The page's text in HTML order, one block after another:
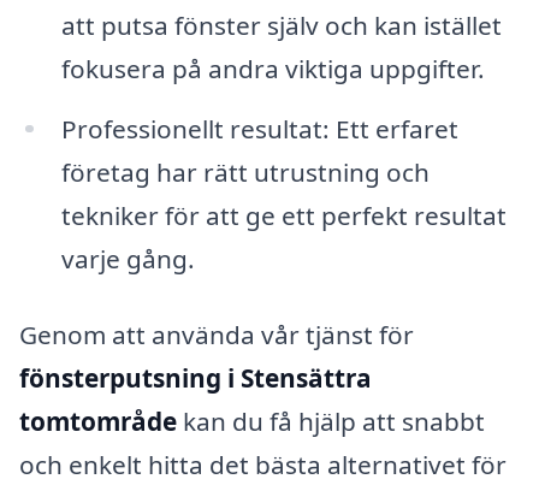
att putsa fönster själv och kan istället
fokusera på andra viktiga uppgifter.
Professionellt resultat: Ett erfaret
företag har rätt utrustning och
tekniker för att ge ett perfekt resultat
varje gång.
Genom att använda vår tjänst för
fönsterputsning i Stensättra
tomtområde kan du få hjälp att snabbt
och enkelt hitta det bästa alternativet för